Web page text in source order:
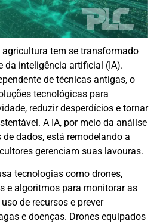
tem se transformado
da inteligência artificial (IA).
de técnicas antigas, o
tecnológicas para
reduzir desperdícios e tornar
A IA, por meio da análise
dados, está remodelando a
gerenciam suas lavouras.
tecnologias como drones,
e algoritmos para monitorar as
de recursos e prever
e doenças. Drones equipados